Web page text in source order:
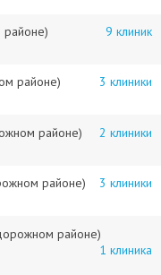
9 клиник
районе)
3 клиники
районе)
2 клиники
районе)
3 клиники
районе)
1 клиника